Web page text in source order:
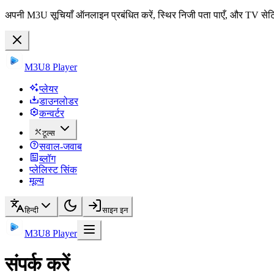
अपनी M3U सूचियाँ ऑनलाइन प्रबंधित करें, स्थिर निजी पता पाएँ, और TV
M3U8 Player
प्लेयर
डाउनलोडर
कन्वर्टर
टूल्स
सवाल-जवाब
ब्लॉग
प्लेलिस्ट सिंक
मूल्य
हिन्दी साइन इन
M3U8 Player
संपर्क करें